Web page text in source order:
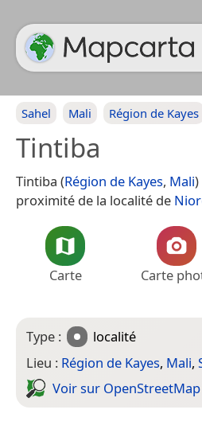
Sahel Mali Région de Kayes
Tintiba
Tintiba (Région de Kayes, Mali
proximité de la localité de
Carte Carte
Type :
localité
Lieu : Région de Kayes, Mali,
Voir sur Open­Street­Map